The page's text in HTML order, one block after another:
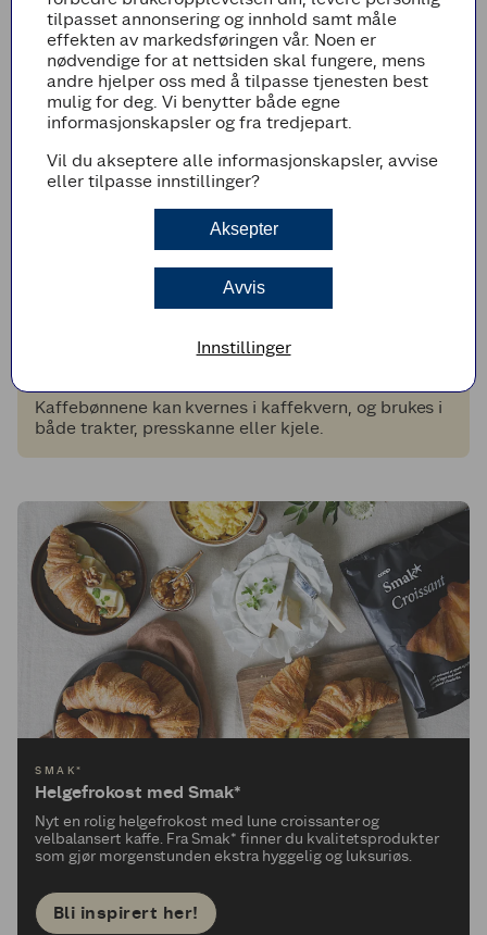
med rund kropp og lang ettersmak.
Smak* Lungo Dark - en kraftig og aromatisk kaffe
med preg av sjokolade og kakao. Den har en fyldig
kropp med lav syrlighet, og markant bitter
avslutning.
For deg som vil kverne kaffen selv
Smak* Etiopia, hele bønner- en fyldig
arabicakaffe, dyrket i hjertet av Etiopias Rift Valley.
Her gir ideelle forhold og småbøndenes "hagekaffe"
enestående smak og kvalitet.
Colombia, Typica og Bourbon er vasket og gir en ren
og balansert kopp med tydelig opprinnelse.
Kaffebønnene kan kvernes i kaffekvern, og brukes i
både trakter, presskanne eller kjele.
SMAK*
Helgefrokost med Smak*
Nyt en rolig helgefrokost med lune croissanter og
velbalansert kaffe. Fra Smak* finner du kvalitetsprodukter
som gjør morgenstunden ekstra hyggelig og luksuriøs.
Bli inspirert her!
tilpasset annonsering og innhold samt måle
effekten av markedsføringen vår. Noen er
nødvendige for at nettsiden skal fungere, mens
andre hjelper oss med å tilpasse tjenesten best
mulig for deg. Vi benytter både egne
informasjonskapsler og fra tredjepart.
Vil du akseptere alle informasjonskapsler, avvise
eller tilpasse innstillinger?
Aksepter
Avvis
Innstillinger